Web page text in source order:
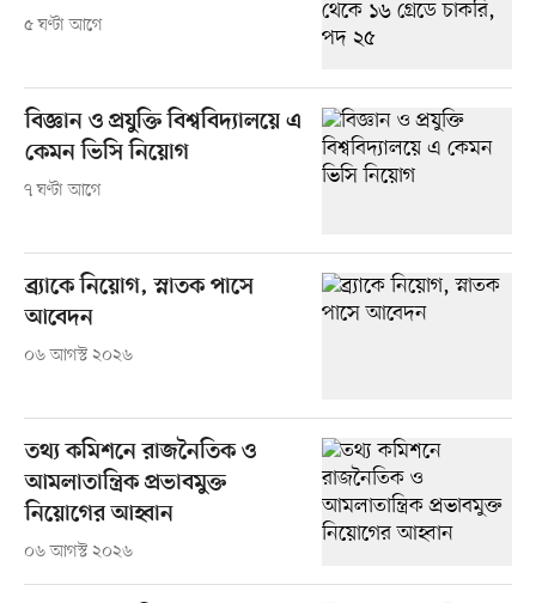
৫ ঘণ্টা আগে
বিজ্ঞান ও প্রযুক্তি বিশ্ববিদ্যালয়ে এ
কেমন ভিসি নিয়োগ
৭ ঘণ্টা আগে
ব্র্যাকে নিয়োগ, স্নাতক পাসে
আবেদন
০৬ আগস্ট ২০২৬
তথ্য কমিশনে রাজনৈতিক ও
আমলাতান্ত্রিক প্রভাবমুক্ত
নিয়োগের আহ্বান
০৬ আগস্ট ২০২৬